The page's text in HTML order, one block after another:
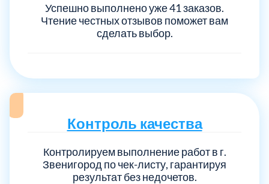
Успешно выполнено уже 41 заказов.
Чтение честных отзывов поможет вам
сделать выбор.
Контроль качества
Контролируем выполнение работ в г.
Звенигород по чек-листу, гарантируя
результат без недочетов.